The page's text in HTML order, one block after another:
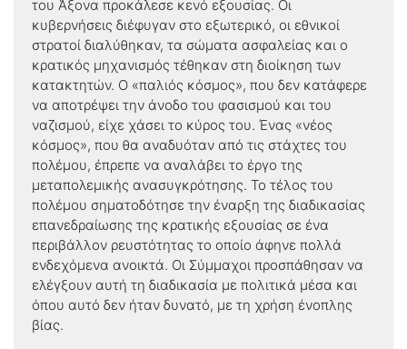
του Άξονα προκάλεσε κενό εξουσίας. Οι
κυβερνήσεις διέφυγαν στο εξωτερικό, οι εθνικοί
στρατοί διαλύθηκαν, τα σώματα ασφαλείας και ο
κρατικός μηχανισμός τέθηκαν στη διοίκηση των
κατακτητών. Ο «παλιός κόσμος», που δεν κατάφερε
να αποτρέψει την άνοδο του φασισμού και του
ναζισμού, είχε χάσει το κύρος του. Ένας «νέος
κόσμος», που θα αναδυόταν από τις στάχτες του
πολέμου, έπρεπε να αναλάβει το έργο της
μεταπολεμικής ανασυγκρότησης. Το τέλος του
πολέμου σηματοδότησε την έναρξη της διαδικασίας
επανεδραίωσης της κρατικής εξουσίας σε ένα
περιβάλλον ρευστότητας το οποίο άφηνε πολλά
ενδεχόμενα ανοικτά. Οι Σύμμαχοι προσπάθησαν να
ελέγξουν αυτή τη διαδικασία με πολιτικά μέσα και
όπου αυτό δεν ήταν δυνατό, με τη χρήση ένοπλης
βίας.